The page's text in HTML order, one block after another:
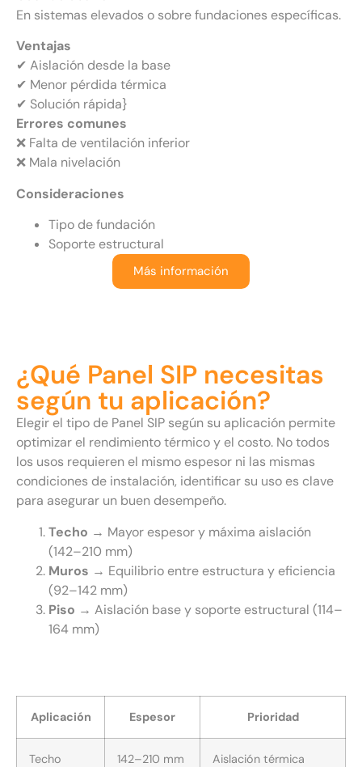
En sistemas elevados o sobre fundaciones específicas.
Ventajas
✔ Aislación desde la base
✔ Menor pérdida térmica
✔ Solución rápida}
Errores comunes
❌ Falta de ventilación inferior
❌ Mala nivelación
Consideraciones
Tipo de fundación
Soporte estructural
Más información
¿Qué Panel SIP necesitas
según tu aplicación?
Elegir el tipo de Panel SIP según su aplicación permite
optimizar el rendimiento térmico y el costo. No todos
los usos requieren el mismo espesor ni las mismas
condiciones de instalación, identificar su uso es clave
para asegurar un buen desempeño.
Techo → Mayor espesor y máxima aislación
(142–210 mm)
Muros → Equilibrio entre estructura y eficiencia
(92–142 mm)
Piso → Aislación base y soporte estructural (114–
164 mm)
Aplicación Espesor Prioridad
Techo 142–210 mm Aislación térmica